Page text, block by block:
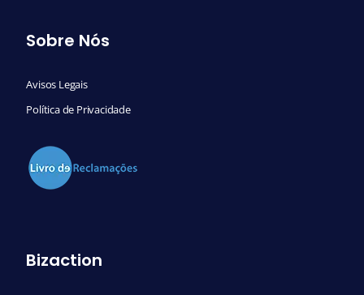
Sobre Nós
Avisos Legais
Política de Privacidade
Bizaction